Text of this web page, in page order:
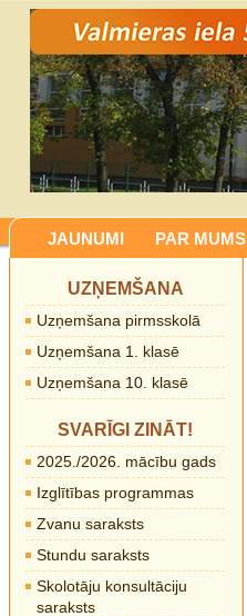
JAUNUMI PAR MUMS
UZŅEMŠANA
Uzņemšana pirmsskolā
Uzņemšana 1. klasē
Uzņemšana 10. klasē
SVARĪGI ZINĀT!
2025./2026. mācību gads
Izglītības programmas
Zvanu saraksts
Stundu saraksts
Skolotāju konsultāciju
saraksts